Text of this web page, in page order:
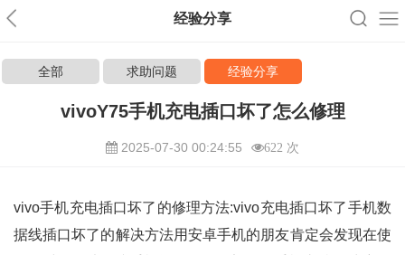
经验分享
全部 求助问题 经验分享
vivoY75手机充电插口坏了怎么修理
2025-07-30 00:24:55 622 次
vivo手机充电插口坏了的修理方法:vivo充电插口坏了手机数
据线插口坏了的解决方法用安卓手机的朋友肯定会发现在使